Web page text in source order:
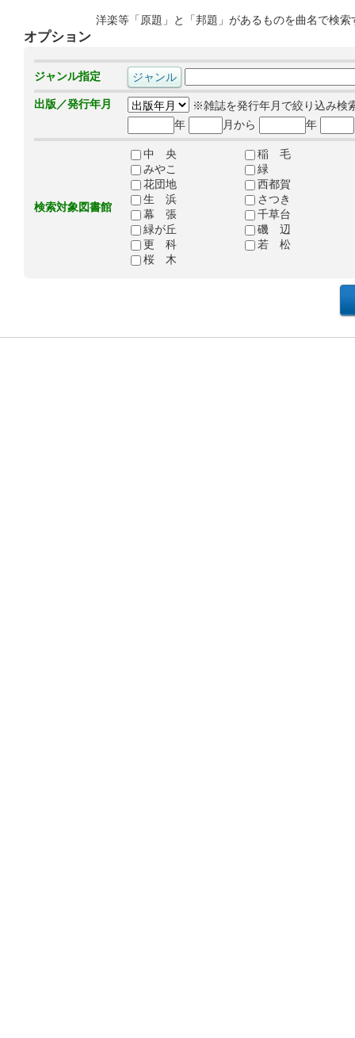
洋楽等「原題」と「邦題」があるものを曲名で検
オプション
ジャンル指定
出版／発行年月
※雑誌を発行年月で絞り込み検
年
月から 年
検索対象図書館
中 央
稲 毛
みやこ
緑
花団地
西都賀
生 浜
さつき
幕 張
千草台
緑が丘
磯 辺
更 科
若 松
桜 木